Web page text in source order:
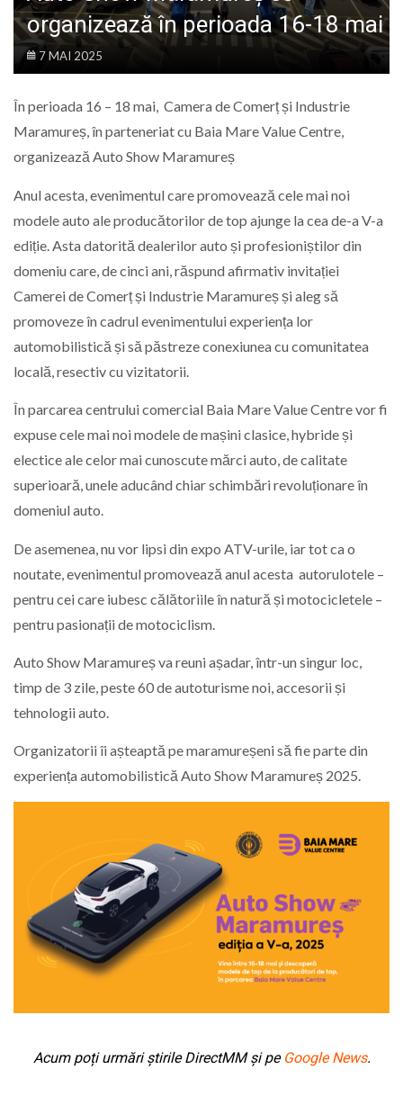
organizează în perioada 16-18 mai
7 MAI 2025
În perioada 16 – 18 mai, Camera de Comerț și Industrie
Maramureș, în parteneriat cu Baia Mare Value Centre,
organizează Auto Show Maramureș
Anul acesta, evenimentul care promovează cele mai noi
modele auto ale producătorilor de top ajunge la cea de-a V-a
ediție. Asta datorită dealerilor auto și profesioniștilor din
domeniu care, de cinci ani, răspund afirmativ invitației
Camerei de Comerț și Industrie Maramureș și aleg să
promoveze în cadrul evenimentului experiența lor
automobilistică și să păstreze conexiunea cu comunitatea
locală, resectiv cu vizitatorii.
În parcarea centrului comercial Baia Mare Value Centre vor fi
expuse cele mai noi modele de mașini clasice, hybride și
electice ale celor mai cunoscute mărci auto, de calitate
superioară, unele aducând chiar schimbări revoluționare în
domeniul auto.
De asemenea, nu vor lipsi din expo ATV-urile, iar tot ca o
noutate, evenimentul promovează anul acesta autorulotele –
pentru cei care iubesc călătoriile în natură și motocicletele –
pentru pasionații de motociclism.
Auto Show Maramureș va reuni așadar, într-un singur loc,
timp de 3 zile, peste 60 de autoturisme noi, accesorii și
tehnologii auto.
Organizatorii îi așteaptă pe maramureșeni să fie parte din
experiența automobilistică Auto Show Maramureș 2025.
Acum poți urmări știrile DirectMM și pe Google News.